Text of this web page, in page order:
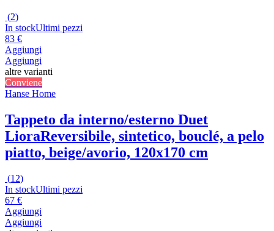
(2)
In stockUltimi pezzi
83 €
Aggiungi
Aggiungi
altre varianti
Conviene
Hanse Home
Tappeto da interno/esterno Duet
LioraReversibile, sintetico, bouclé, a pelo
piatto, beige/avorio, 120x170 cm
(12)
In stockUltimi pezzi
67 €
Aggiungi
Aggiungi